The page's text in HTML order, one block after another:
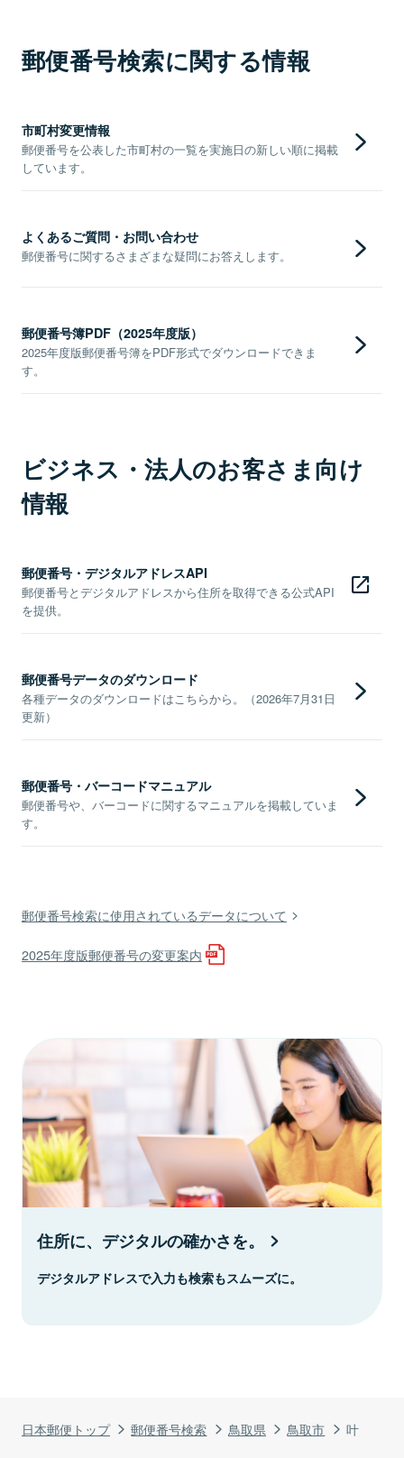
日本郵便トップ 郵便番号検索 鳥取県 鳥取市 叶
郵便番号検索に関する情報
市町村変更情報
郵便番号を公表した市町村の一覧を実施日の新しい順に掲載
しています。
よくあるご質問・お問い合わせ
郵便番号に関するさまざまな疑問にお答えします。
郵便番号簿PDF（2025年度版）
2025年度版郵便番号簿をPDF形式でダウンロードできま
す。
ビジネス・法人のお客さま向け
情報
郵便番号・デジタルアドレスAPI
郵便番号とデジタルアドレスから住所を取得できる公式API
を提供。
郵便番号データのダウンロード
各種データのダウンロードはこちらから。（2026年7月31日
更新）
郵便番号・バーコードマニュアル
郵便番号や、バーコードに関するマニュアルを掲載していま
す。
郵便番号検索に使用されているデータについて
2025年度版郵便番号の変更案内
住所に、デジタルの確かさを。
デジタルアドレスで入力も検索もスムーズに。